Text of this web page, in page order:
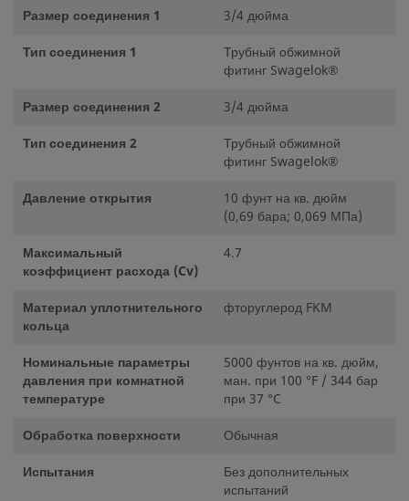
Размер соединения 1
3/4 дюйма
Тип соединения 1
Трубный обжимной
фитинг Swagelok®
Размер соединения 2
3/4 дюйма
Тип соединения 2
Трубный обжимной
фитинг Swagelok®
Давление открытия
10 фунт на кв. дюйм
(0,69 бара; 0,069 МПа)
Максимальный
коэффициент расхода (Cv)
4.7
Материал уплотнительного
кольца
фторуглерод FKM
Номинальные параметры
давления при комнатной
температуре
5000 фунтов на кв. дюйм,
ман. при 100 °F / 344 бар
при 37 °C
Обработка поверхности
Обычная
Испытания
Без дополнительных
испытаний